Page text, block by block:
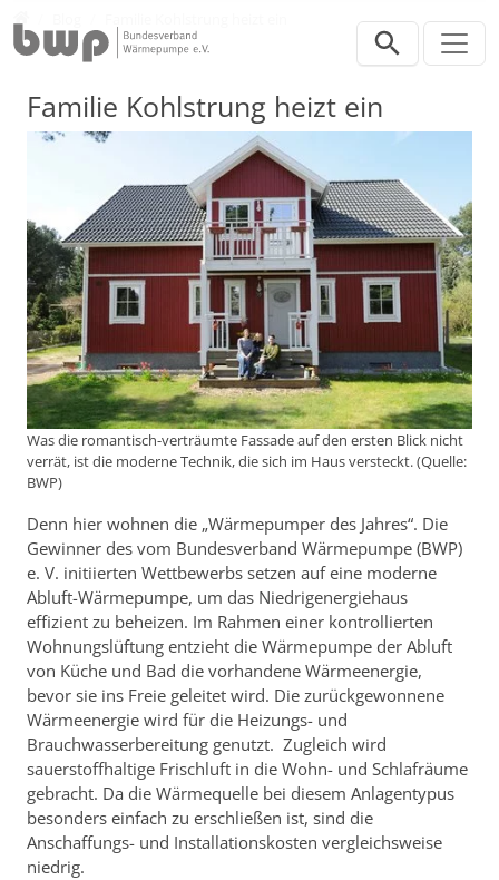
Familie Kohlstrung heizt ein
Was die romantisch-verträumte Fassade auf den ersten Blick nicht
verrät, ist die moderne Technik, die sich im Haus versteckt. (Quelle:
BWP)
Denn hier wohnen die „Wärmepumper des Jahres“. Die
Gewinner des vom Bundesverband Wärmepumpe (BWP)
e. V. initiierten Wettbewerbs setzen auf eine moderne
Abluft-Wärmepumpe, um das Niedrigenergiehaus
effizient zu beheizen. Im Rahmen einer kontrollierten
Wohnungslüftung entzieht die Wärmepumpe der Abluft
von Küche und Bad die vorhandene Wärmeenergie,
bevor sie ins Freie geleitet wird. Die zurückgewonnene
Wärmeenergie wird für die Heizungs- und
Brauchwasserbereitung genutzt. Zugleich wird
sauerstoffhaltige Frischluft in die Wohn- und Schlafräume
gebracht. Da die Wärmequelle bei diesem Anlagentypus
besonders einfach zu erschließen ist, sind die
Anschaffungs- und Installationskosten vergleichsweise
niedrig.